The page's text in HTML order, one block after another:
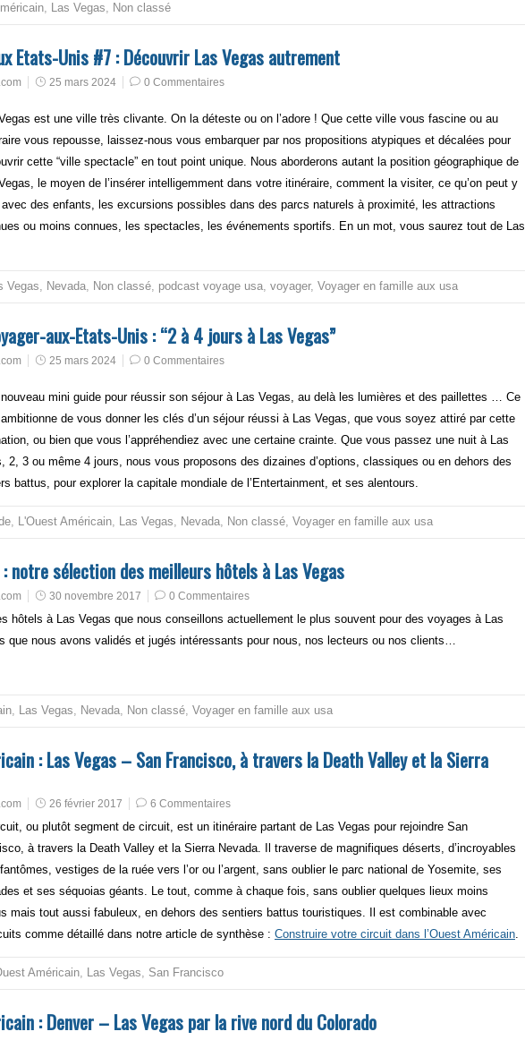
, Las Vegas, Non classé
Etats-Unis #7 : Découvrir Las Vegas autrement
25 mars 2024 0 Commentaires
est une ville très clivante. On la déteste ou on l’adore ! Que cette ville vous fascine ou au
vous repousse, laissez-nous vous embarquer par nos propositions atypiques et décalées pour
cette “ville spectacle” en tout point unique. Nous aborderons autant la position géographique de
le moyen de l’insérer intelligemment dans votre itinéraire, comment la visiter, ce qu’on peut y
des enfants, les excursions possibles dans des parcs naturels à proximité, les attractions
ou moins connues, les spectacles, les événements sportifs. En un mot, vous saurez tout de Las
Vegas, Nevada, Non classé, podcast voyage usa, voyager, Voyager en famille aux usa
aux-Etats-Unis : “2 à 4 jours à Las Vegas”
25 mars 2024 0 Commentaires
nouveau mini guide pour réussir son séjour à Las Vegas, au delà les lumières et des paillettes … Ce
de vous donner les clés d’un séjour réussi à Las Vegas, que vous soyez attiré par cette
ou bien que vous l’appréhendiez avec une certaine crainte. Que vous passez une nuit à Las
2, 3 ou même 4 jours, nous vous proposons des dizaines d’options, classiques ou en dehors des
battus, pour explorer la capitale mondiale de l’Entertainment, et ses alentours.
, L'Ouest Américain, Las Vegas, Nevada, Non classé, Voyager en famille aux usa
notre sélection des meilleurs hôtels à Las Vegas
30 novembre 2017 0 Commentaires
hôtels à Las Vegas que nous conseillons actuellement le plus souvent pour des voyages à Las
que nous avons validés et jugés intéressants pour nous, nos lecteurs ou nos clients…
, Las Vegas, Nevada, Non classé, Voyager en famille aux usa
: Las Vegas – San Francisco, à travers la Death Valley et la Sierra
26 février 2017 6 Commentaires
ou plutôt segment de circuit, est un itinéraire partant de Las Vegas pour rejoindre San
à travers la Death Valley et la Sierra Nevada. Il traverse de magnifiques déserts, d’incroyables
vestiges de la ruée vers l’or ou l’argent, sans oublier le parc national de Yosemite, ses
et ses séquoias géants. Le tout, comme à chaque fois, sans oublier quelques lieux moins
mais tout aussi fabuleux, en dehors des sentiers battus touristiques. Il est combinable avec
comme détaillé dans notre article de synthèse : Construire votre circuit dans l’Ouest Américain.
Américain, Las Vegas, San Francisco
: Denver – Las Vegas par la rive nord du Colorado